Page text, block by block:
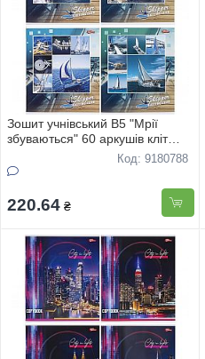
Зошит учнівський В5 "Мрії
збуваються" 60 аркушів кліт
"Вiтрильники" 3410 12штКод: 9180788
220.64 ₴